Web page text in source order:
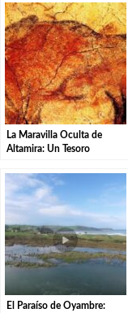
La Maravilla Oculta de
Altamira: Un Tesoro
El Paraíso de Oyambre: